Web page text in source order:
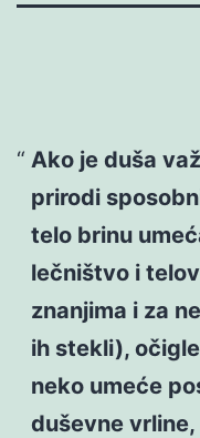
Ako je duša
prirodi
telo brinu
lečništvo i
znanjima i za
ih stekli),
neko umeće
duševne